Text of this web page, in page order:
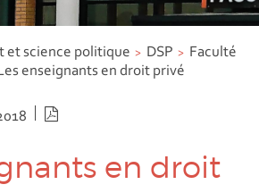
et science politique DSP
Faculté
enseignants en droit privé
en droit